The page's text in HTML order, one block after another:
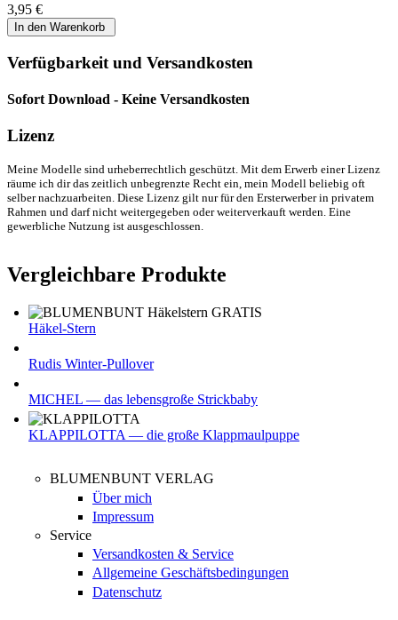
3,95 €
Verfügbarkeit und Versandkosten
Sofort Download - Keine Versandkosten
Lizenz
Meine Modelle sind urheberrechtlich geschützt. Mit dem Erwerb einer Lizenz
räume ich dir das zeitlich unbegrenzte Recht ein, mein Modell beliebig oft
selber nachzuarbeiten. Diese Lizenz gilt nur für den Ersterwerber in privatem
Rahmen und darf nicht weitergegeben oder weiterverkauft werden. Eine
gewerbliche Nutzung ist ausgeschlossen.
Vergleichbare Produkte
Häkel-Stern
Rudis Winter-Pullover
MICHEL — das lebensgroße Strickbaby
KLAPPILOTTA — die große Klappmaulpuppe
BLUMENBUNT VERLAG
Über mich
Impressum
Service
Versandkosten & Service
Allgemeine Geschäftsbedingungen
Datenschutz